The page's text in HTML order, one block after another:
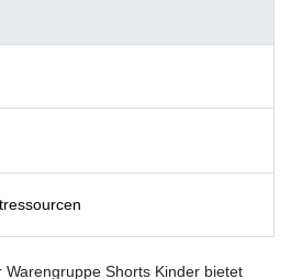
Warengruppe Shorts Kinder bietet